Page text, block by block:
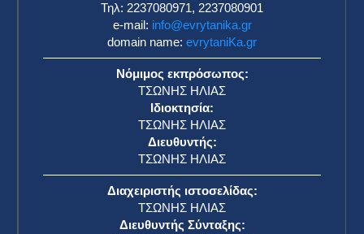
Τηλ: 2237080971, 2237080901
e-mail: info@evrytanika.gr
domain name: evrytaniKa.gr
Νόμιμος εκπρόσωπος:
ΤΣΩΝΗΣ ΗΛΙΑΣ
Ιδιοκτησία:
ΤΣΩΝΗΣ ΗΛΙΑΣ
Διευθυντής:
ΤΣΩΝΗΣ ΗΛΙΑΣ
Διαχειριστής ιστοσελίδας:
ΤΣΩΝΗΣ ΗΛΙΑΣ
Διευθυντής Σύνταξης: